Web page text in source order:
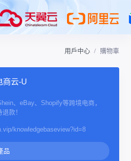
用戶中心 購物車
商云-U
、eBay、Shopify等跨境电商，
款！
knowledgebaseview?id=8